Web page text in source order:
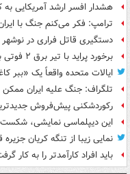
هشدار افسر ارشد آمریکایی
ترامپ: فکر می‌کنم جنگ با
دستگیری قاتل فراری در نوشهر
برخورد پراید با تیر برق ۲ فوتی بر جای گذاشت
ایالات متحده واقعاً یک «ببر
تلگراف: جنگ علیه ایران
رکوردشکنی پیش‌فروش
این دیپلماسی نمایشی،
نمایی زیبا از تنگه کریان
باید افراد کارآمدتر را به کار